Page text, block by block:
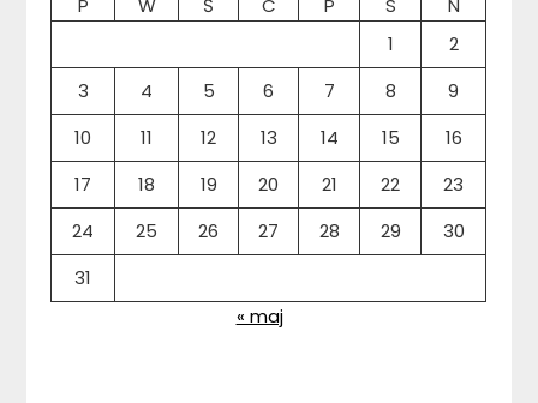
P W Ś C P S
N
1
2
3
4 5 6 7 8
9
10
11 12 13 14 15
16
17
18 19 20 21 22
23
24
25 26 27 28 29
30
31
« maj